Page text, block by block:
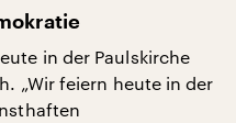
in der Paulskirche
„Wir feiern heute in der